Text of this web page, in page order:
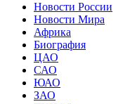
Новости России
Новости Мира
Африка
Биография
ЦАО
САО
ЮАО
ЗАО